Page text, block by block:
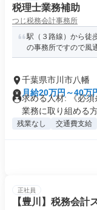
税理士業務補助
つじ税務会計事務所
駅（３路線）から徒
の事務所ですので風
千葉県市川市八幡
月給20万円～40万
求める人材: 《必
業務に取り組める方
残業なし 交通費支給
正社員
【豊川】税務会計